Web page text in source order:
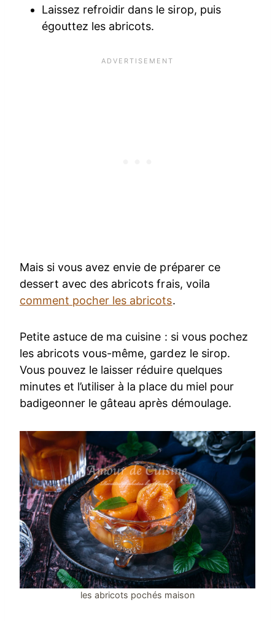
Laissez refroidir dans le sirop, puis
égouttez les abricots.
Mais si vous avez envie de préparer ce
dessert avec des abricots frais, voila
comment pocher les abricots.
Petite astuce de ma cuisine : si vous pochez
les abricots vous-même, gardez le sirop.
Vous pouvez le laisser réduire quelques
minutes et l’utiliser à la place du miel pour
badigeonner le gâteau après démoulage.
les abricots pochés maison